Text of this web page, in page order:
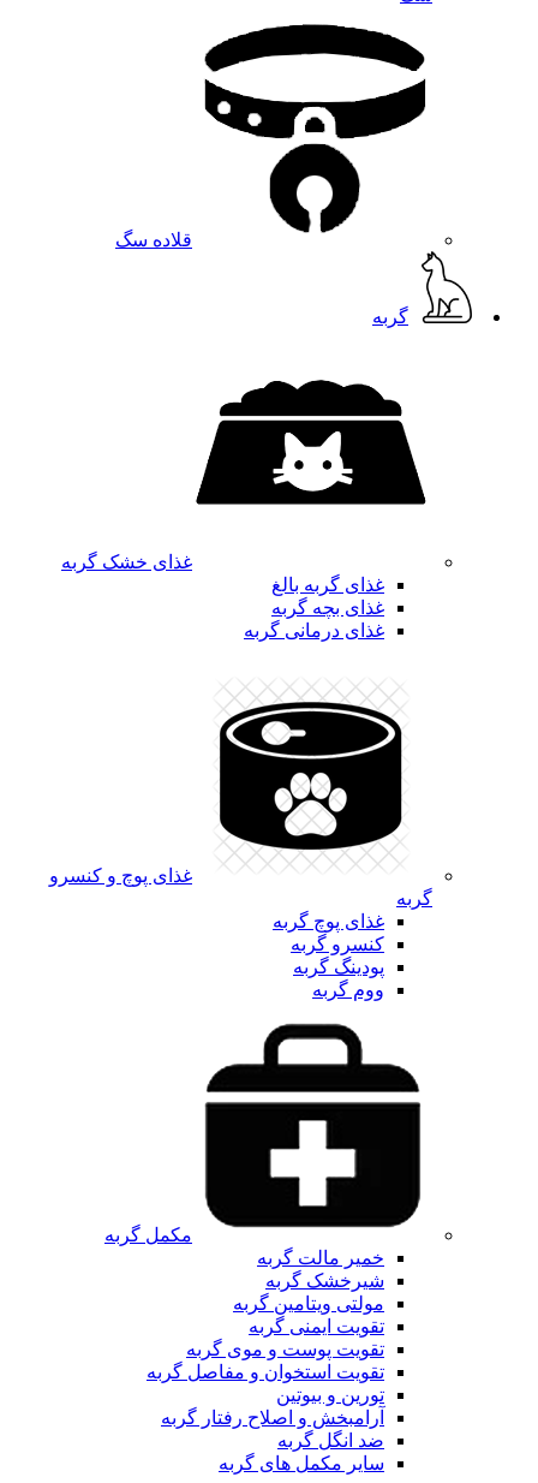
قلاده سگ
گربه
غذای خشک گربه
غذای گربه بالغ
غذای بچه گربه
غذای درمانی گربه
غذای پوچ و کنسرو
گربه
غذای پوچ گربه
کنسرو گربه
پودینگ گربه
ووم گربه
مکمل گربه
خمیر مالت گربه
شیرخشک گربه
مولتی ویتامین گربه
تقویت ایمنی گربه
تقویت پوست و موی گربه
تقویت استخوان و مفاصل گربه
تورین و بیوتین
آرامبخش و اصلاح رفتار گربه
ضد انگل گربه
سایر مکمل های گربه